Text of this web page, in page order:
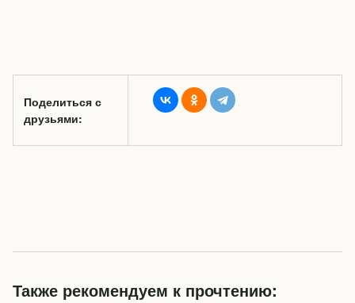
Поделиться с
друзьями:
Также рекомендуем к прочтению: